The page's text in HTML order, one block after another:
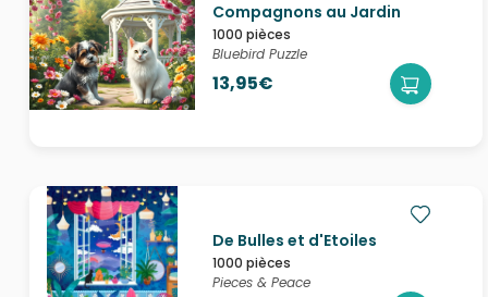
Compagnons au Jardin
1000 pièces
Bluebird Puzzle
13,95€
De Bulles et d'Etoiles
1000 pièces
Pieces & Peace